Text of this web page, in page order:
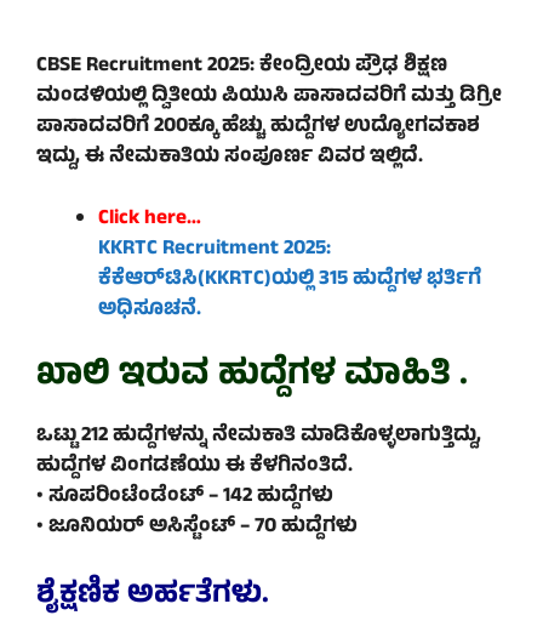
CBSE Recruitment 2025: ಕೇಂದ್ರೀಯ ಪ್ರೌಢ ಶಿಕ್ಷಣ
ಮಂಡಳಿಯಲ್ಲಿ ದ್ವಿತೀಯ ಪಿಯುಸಿ ಪಾಸಾದವರಿಗೆ ಮತ್ತು ಡಿಗ್ರೀ
ಪಾಸಾದವರಿಗೆ 200ಕ್ಕೂ ಹೆಚ್ಚು ಹುದ್ದೆಗಳ ಉದ್ಯೋಗವಕಾಶ
ಇದ್ದು, ಈ ನೇಮಕಾತಿಯ ಸಂಪೂರ್ಣ ವಿವರ ಇಲ್ಲಿದೆ.
Click here…
KKRTC Recruitment 2025:
ಕೆಕೆಆರ್‌ಟಿಸಿ(KKRTC)ಯಲ್ಲಿ 315 ಹುದ್ದೆಗಳ ಭರ್ತಿಗೆ
ಅಧಿಸೂಚನೆ.
ಖಾಲಿ ಇರುವ ಹುದ್ದೆಗಳ ಮಾಹಿತಿ .
ಒಟ್ಟು 212 ಹುದ್ದೆಗಳನ್ನು ನೇಮಕಾತಿ ಮಾಡಿಕೊಳ್ಳಲಾಗುತ್ತಿದ್ದು,
ಹುದ್ದೆಗಳ ವಿಂಗಡಣೆಯು ಈ ಕೆಳಗಿನಂತಿದೆ.
• ಸೂಪರಿಂಟೆಂಡೆಂಟ್ – 142 ಹುದ್ದೆಗಳು
• ಜೂನಿಯರ್ ಅಸಿಸ್ಟೆಂಟ್ – 70 ಹುದ್ದೆಗಳು
ಶೈಕ್ಷಣಿಕ ಅರ್ಹತೆಗಳು.